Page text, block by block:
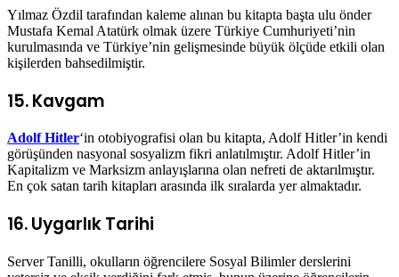
Yılmaz Özdil tarafından kaleme alınan bu kitapta başta ulu önder
Mustafa Kemal Atatürk olmak üzere Türkiye Cumhuriyeti’nin
kurulmasında ve Türkiye’nin gelişmesinde büyük ölçüde etkili olan
kişilerden bahsedilmiştir.
15. Kavgam
Adolf Hitler‘in otobiyografisi olan bu kitapta, Adolf Hitler’in kendi
görüşünden nasyonal sosyalizm fikri anlatılmıştır. Adolf Hitler’in
Kapitalizm ve Marksizm anlayışlarına olan nefreti de aktarılmıştır.
En çok satan tarih kitapları arasında ilk sıralarda yer almaktadır.
16. Uygarlık Tarihi
Server Tanilli, okulların öğrencilere Sosyal Bilimler derslerini